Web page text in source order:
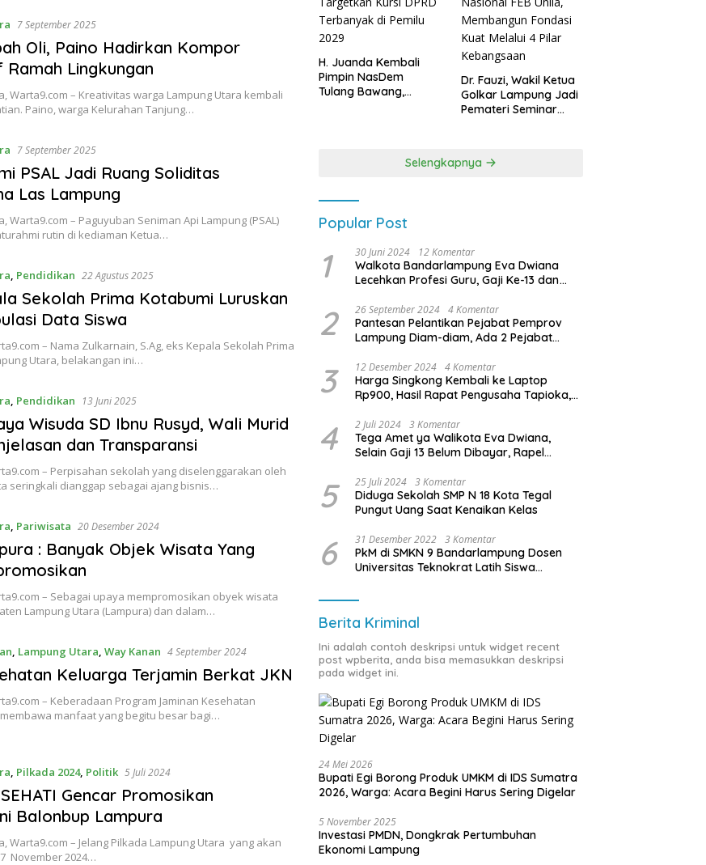
7 September 2025
Oli, Paino Hadirkan Kompor
Lingkungan
Warta9.com – Kreativitas warga Lampung Utara kembali
Paino, warga Kelurahan Tanjung…
7 September 2025
PSAL Jadi Ruang Soliditas
Las Lampung
Warta9.com – Paguyuban Seniman Api Lampung (PSAL)
rutin di kediaman Ketua…
, Pendidikan 22 Agustus 2025
Sekolah Prima Kotabumi Luruskan
Data Siswa
– Nama Zulkarnain, S.Ag, eks Kepala Sekolah Prima
Utara, belakangan ini…
, Pendidikan 13 Juni 2025
Wisuda SD Ibnu Rusyd, Wali Murid
dan Transparansi
– Perpisahan sekolah yang diselenggarakan oleh
seringkali dianggap sebagai ajang bisnis…
, Pariwisata 20 Desember 2024
: Banyak Objek Wisata Yang
– Sebagai upaya mempromosikan obyek wisata
Lampung Utara (Lampura) dan dalam…
, Lampung Utara, Way Kanan 4 September 2024
Keluarga Terjamin Berkat JKN
– Keberadaan Program Jaminan Kesehatan
membawa manfaat yang begitu besar bagi…
, Pilkada 2024, Politik 5 Juli 2024
Gencar Promosikan
Balonbup Lampura
Warta9.com – Jelang Pilkada Lampung Utara yang akan
November 2024…
H. Juanda Kembali
Pimpin NasDem
Tulang Bawang,
Dr. Fauzi, Wakil Ketua
Golkar Lampung Jadi
Pemateri Seminar
Kebangsaan
Selengkapnya
Popular Post
1 30 Juni 2024 12 Komentar
Walkota Bandarlampung Eva Dwiana
Lecehkan Profesi Guru, Gaji Ke-13 dan
2 26 September 2024 4 Komentar
Pantesan Pelantikan Pejabat Pemprov
Lampung Diam-diam, Ada 2 Pejabat
3 12 Desember 2024 4 Komentar
Harga Singkong Kembali ke Laptop
Rp900, Hasil Rapat Pengusaha Tapioka,
Lampung
4 2 Juli 2024 3 Komentar
Tega Amet ya Walikota Eva Dwiana,
Selain Gaji 13 Belum Dibayar, Rapel
Dibayar
5 25 Juli 2024 3 Komentar
Diduga Sekolah SMP N 18 Kota Tegal
Pungut Uang Saat Kenaikan Kelas
6 31 Desember 2022 3 Komentar
PkM di SMKN 9 Bandarlampung Dosen
Universitas Teknokrat Latih Siswa
Berita Kriminal
Ini adalah contoh deskripsi untuk widget recent
post wpberita, anda bisa memasukkan deskripsi
pada widget ini.
24 Mei 2026
Bupati Egi Borong Produk UMKM di IDS Sumatra
2026, Warga: Acara Begini Harus Sering Digelar
5 November 2025
Investasi PMDN, Dongkrak Pertumbuhan
Ekonomi Lampung